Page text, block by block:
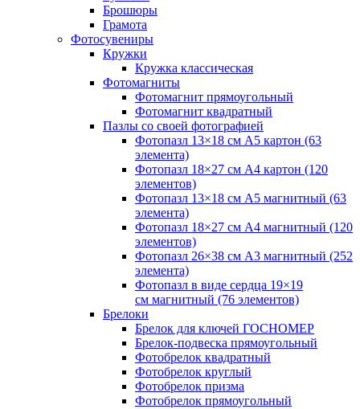
Брошюры
Грамота
Фотосувениры
Кружки
Кружка классическая
Фотомагниты
Фотомагнит прямоугольный
Фотомагнит квадратный
Пазлы со своей фотографией
Фотопазл 13×18 см А5 картон (63
элемента)
Фотопазл 18×27 см А4 картон (120
элементов)
Фотопазл 13×18 см А5 магнитный (63
элемента)
Фотопазл 18×27 см А4 магнитный (120
элементов)
Фотопазл 26×38 см А3 магнитный (252
элемента)
Фотопазл в виде сердца 19×19
см магнитный (76 элементов)
Брелоки
Брелок для ключей ГОСНОМЕР
Брелок-подвеска прямоугольный
Фотобрелок квадратный
Фотобрелок круглый
Фотобрелок призма
Фотобрелок прямоугольный